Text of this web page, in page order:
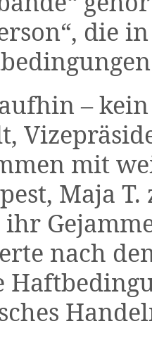
die
–
mit
Maja
nach